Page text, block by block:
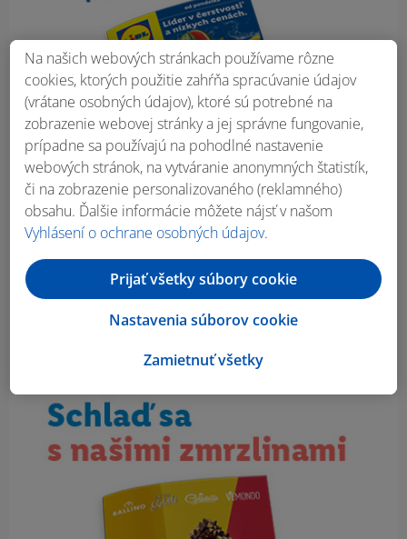
Na našich webových stránkach používame rôzne
cookies, ktorých použitie zahŕňa spracúvanie údajov
(vrátane osobných údajov), ktoré sú potrebné na
zobrazenie webovej stránky a jej správne fungovanie,
prípadne sa používajú na pohodlné nastavenie
webových stránok, na vytváranie anonymných štatistík,
či na zobrazenie personalizovaného (reklamného)
obsahu. Ďalšie informácie môžete nájsť v našom
Vyhlásení o ochrane osobných údajov.
Zamietnuť všetky
Nastavenia súborov cookie
Prijať všetky súbory cookie